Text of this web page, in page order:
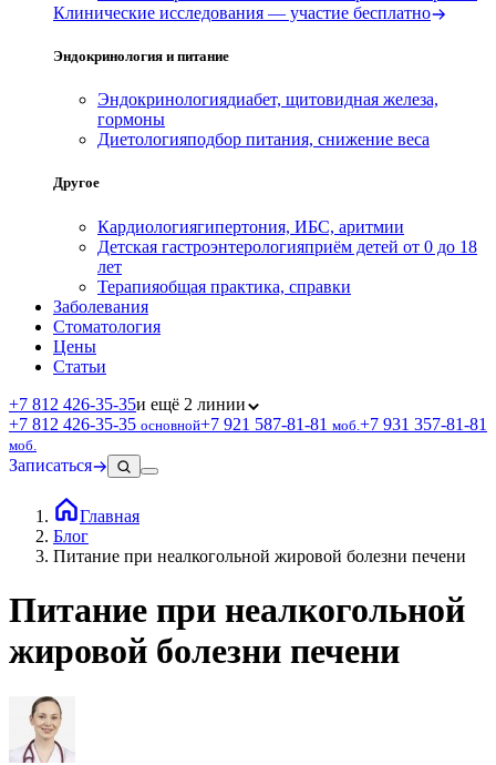
Клинические исследования — участие бесплатно
Эндокринология и питание
Эндокринологиядиабет, щитовидная железа,
гормоны
Диетологияподбор питания, снижение веса
Другое
Кардиологиягипертония, ИБС, аритмии
Детская гастроэнтерологияприём детей от 0 до 18
лет
Терапияобщая практика, справки
Заболевания
Стоматология
Цены
Статьи
+7 812 426‑35‑35и ещё 2 линии
+7 812 426‑35‑35 основной+7 921 587‑81‑81 моб. +7 931 357‑81‑81
моб.
Записаться
Главная
Блог
Питание при неалкогольной жировой болезни печени
Питание при неалкогольной
жировой болезни печени